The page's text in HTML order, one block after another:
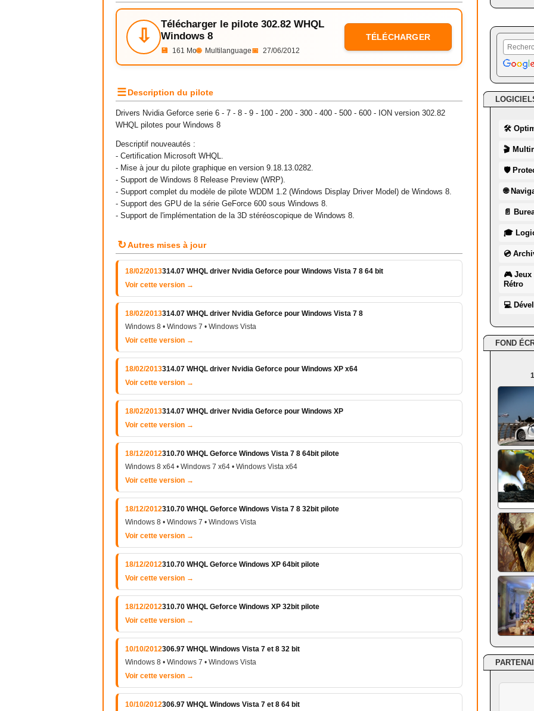
⇩
Télécharger le pilote 302.82 WHQL
Windows 8
💾 161 Mo🌐 Multilanguage📅 27/06/2012
TÉLÉCHARGER
☰Description du pilote
Drivers NvidiaGeforce serie 6 - 7 - 8 - 9 - 100 - 200 - 300 - 400 - 500 - 600 - ION version 302.82
WHQL pilotes pour Windows 8
Descriptif nouveautés :
- Certification Microsoft WHQL.
- Mise à jour du pilote graphique en version 9.18.13.0282.
- Support de Windows 8 Release Preview (WRP).
- Support complet du modèle de pilote WDDM 1.2 (Windows Display Driver Model) de Windows 8.
- Support des GPU de la série GeForce 600 sous Windows 8.
- Support de l'implémentation de la 3D stéréoscopique de Windows 8.
↻Autres mises à jour
18/02/2013314.07 WHQL driver Nvidia Geforce pour Windows Vista 7 8 64 bit
Voir cette version →
18/02/2013314.07 WHQL driver Nvidia Geforce pour Windows Vista 7 8
Windows 8 • Windows 7 • Windows Vista
Voir cette version →
18/02/2013314.07 WHQL driver Nvidia Geforce pour Windows XP x64
Voir cette version →
18/02/2013314.07 WHQL driver Nvidia Geforce pour Windows XP
Voir cette version →
18/12/2012310.70 WHQL Geforce Windows Vista 7 8 64bit pilote
Windows 8 x64 • Windows 7 x64 • Windows Vista x64
Voir cette version →
18/12/2012310.70 WHQL Geforce Windows Vista 7 8 32bit pilote
Windows 8 • Windows 7 • Windows Vista
Voir cette version →
18/12/2012310.70 WHQL Geforce Windows XP 64bit pilote
Voir cette version →
18/12/2012310.70 WHQL Geforce Windows XP 32bit pilote
Voir cette version →
10/10/2012306.97 WHQL Windows Vista 7 et 8 32 bit
Windows 8 • Windows 7 • Windows Vista
Voir cette version →
10/10/2012306.97 WHQL Windows Vista 7 et 8 64 bit
🛠
🎬
🛡
🌐
📄
🎓
💿
🎮 Jeux
Rétro
💻
FOND